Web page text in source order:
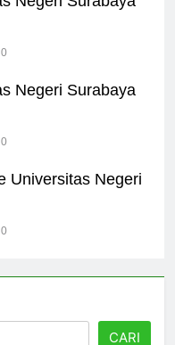
Negeri Surabaya
Negeri Surabaya
Negeri